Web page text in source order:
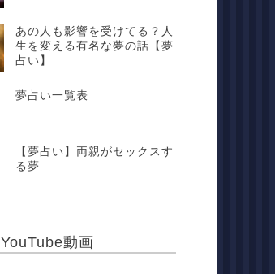
あの人も影響を受けてる？人
生を変える有名な夢の話【夢
占い】
夢占い一覧表
【夢占い】両親がセックスす
る夢
YouTube動画